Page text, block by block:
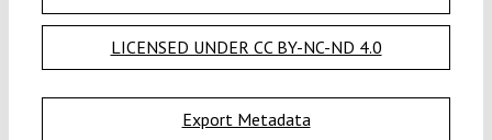
LICENSED UNDER CC BY-NC-ND 4.0
Export Metadata